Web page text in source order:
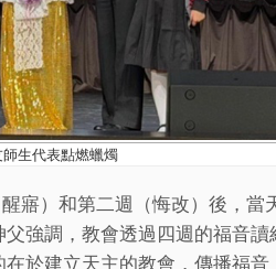
生代表點燃蠟燭
寤）和第二週（悔改）後，
強調，教會透過四週的福音
於建立天主的教會，傳播福